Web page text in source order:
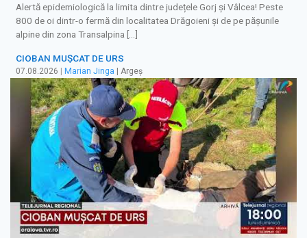
Alertă epidemiologică la limita dintre județele Gorj și Vâlcea! Peste
800 de oi dintr-o fermă din localitatea Drăgoieni și de pe pășunile
alpine din zona Transalpina […]
CIOBAN MUȘCAT DE URS
07.08.2026 | Marian Jinga | Argeș